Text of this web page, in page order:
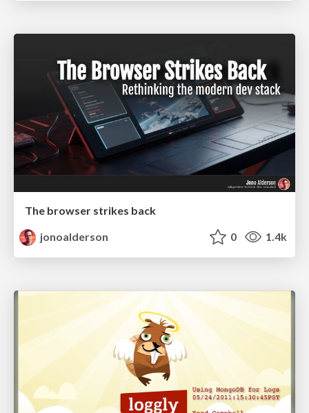
The browser strikes back
jonoalderson
0 1.4k